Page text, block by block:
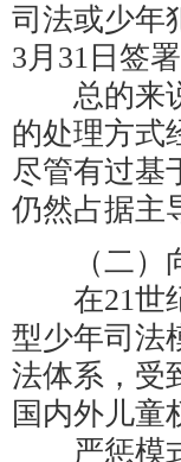
司法或少年
3月31日签
总的来说
的处理方式
尽管有过基
仍然占据主
（二）向
在21世纪
型少年司法
法体系，受
国内外儿童
严惩模式